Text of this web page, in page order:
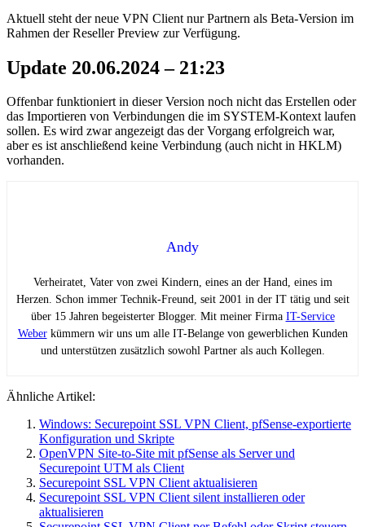
Aktuell steht der neue VPN Client nur Partnern als Beta-Version im
Rahmen der Reseller Preview zur Verfügung.
Update 20.06.2024 – 21:23
Offenbar funktioniert in dieser Version noch nicht das Erstellen oder
das Importieren von Verbindungen die im SYSTEM-Kontext laufen
sollen. Es wird zwar angezeigt das der Vorgang erfolgreich war,
aber es ist anschließend keine Verbindung (auch nicht in HKLM)
vorhanden.
Andy
Verheiratet, Vater von zwei Kindern, eines an der Hand, eines im
Herzen. Schon immer Technik-Freund, seit 2001 in der IT tätig und seit
über 15 Jahren begeisterter Blogger. Mit meiner Firma IT-Service
Weberkümmern wir uns um alle IT-Belange von gewerblichen Kunden
und unterstützen zusätzlich sowohl Partner als auch Kollegen.
Ähnliche Artikel:
Windows: Securepoint SSL VPN Client, pfSense-exportierte
Konfiguration und Skripte
OpenVPN Site-to-Site mit pfSense als Server und
Securepoint UTM als Client
Securepoint SSL VPN Client aktualisieren
Securepoint SSL VPN Client silent installieren oder
aktualisieren